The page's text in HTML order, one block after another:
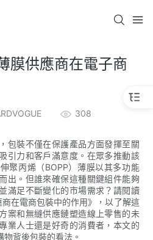
膜供應商在電子商
308
包裝不僅在保護產品方面發揮至關
引力和客戶滿意度。在眾多推動該
聚丙烯（BOPP）薄膜以其多功能
出。但誰來確保這種關鍵組件能夠
滿足不斷變化的市場需求？請閱讀
在電商包裝中的作用》，以了解這
案和無縫供應鏈塑造線上零售的未
業人士還是好奇的消費者，本文的
背後包裝的看法。